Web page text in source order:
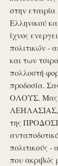
στην
Ελληνικού
ίχνος
πολιτικών -
και των
πολλοστή
προδοσία.
ΟΛΟΥΣ. Μας
ΛΕΗΛΑΣΙΑΣ,
της
πολιτικούς -
που ακριβώς